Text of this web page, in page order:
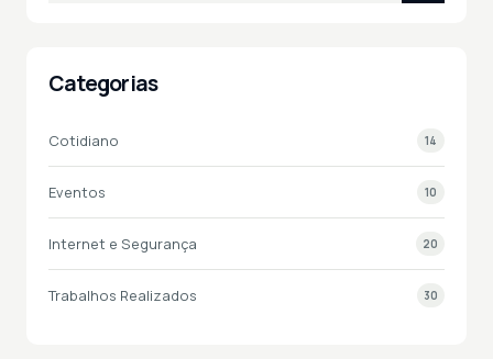
Categorias
Cotidiano 14
Eventos 10
Internet e Segurança 20
Trabalhos Realizados 30